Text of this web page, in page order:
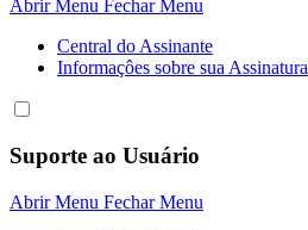
Abrir Menu Fechar Menu
Central do Assinante
Informaçôes sobre sua Assinatura
Suporte ao Usuário
Abrir Menu Fechar Menu